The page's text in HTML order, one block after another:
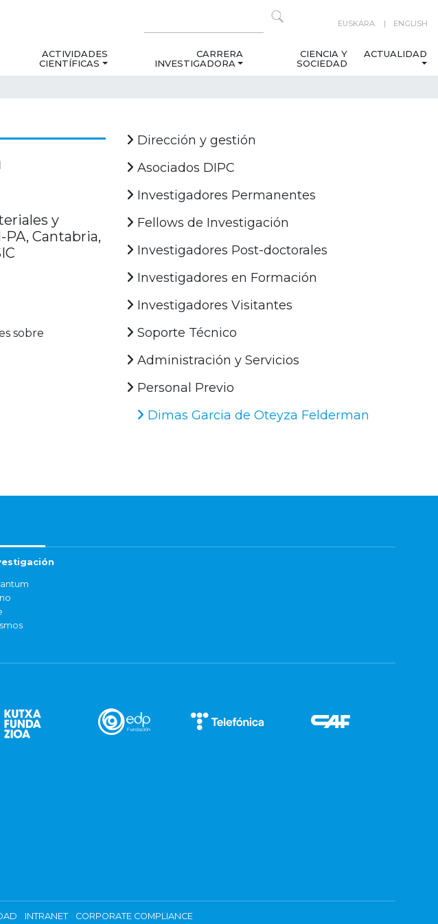
EUSKARA ENGLISH
ACTIVIDADES
CIENTÍFICAS
CARRERA
INVESTIGADORA
CIENCIA Y
SOCIEDAD
ACTUALIDAD
y
PA, Cantabria,
sobre
Dirección y gestión
Asociados DIPC
Investigadores Permanentes
Fellows de Investigación
Investigadores Post-doctorales
Investigadores en Formación
Investigadores Visitantes
Soporte Técnico
Administración y Servicios
Personal Previo
Dimas Garcia de Oteyza Felderman
INTRANET CORPORATE COMPLIANCE